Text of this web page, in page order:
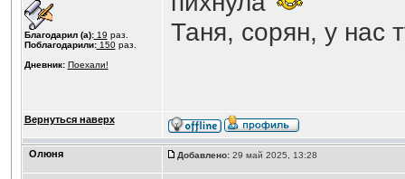
Благодарил (а):19 раз.
Поблагодарили:150раз.
Дневник: Поехали!
Таня, сорян, у нас
Вернуться наверх
Олюня Добавлено:29 май 2025, 13:28